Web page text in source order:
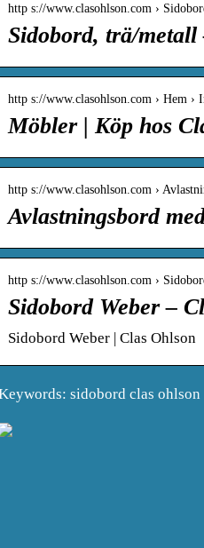
http s://www.clasohlson.com ›
Sidobord, trä/metall
http s://www.clasohlson.com › Hem ›
Möbler | Köp hos
http s://www.clasohlson.com ›
Avlastningsbord
http s://www.clasohlson.com ›
Sidobord Weber –
Sidobord Weber | Clas Ohlson
sidobord clas ohlson